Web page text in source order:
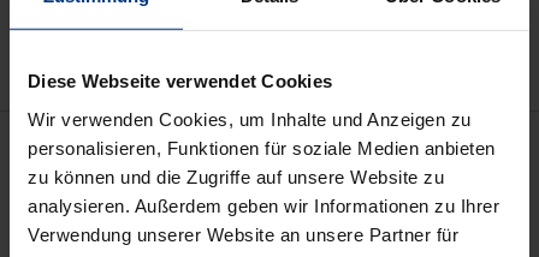
Diese Webseite verwendet Cookies
Wir verwenden Cookies, um Inhalte und Anzeigen zu
personalisieren, Funktionen für soziale Medien anbieten
zu können und die Zugriffe auf unsere Website zu
analysieren. Außerdem geben wir Informationen zu Ihrer
Verwendung unserer Website an unsere Partner für
Description
Mit der Einführung des im Gesetz gegen Doping im
Sport (AntiDopG) normierten strafbewehrten